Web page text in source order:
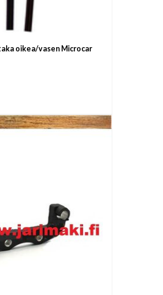
oikea/vasen Microcar